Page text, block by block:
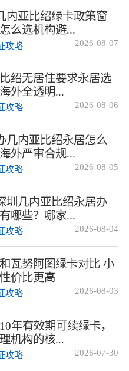
内亚比绍绿卡政策窗
么选机构避...
2026-08-07
攻略
绍无居住要求永居选
外全透明...
2026-08-06
攻略
几内亚比绍永居怎么
外严审合规...
2026-08-05
攻略
圳几内亚比绍永居办
哪些？哪家...
2026-08-04
攻略
瓦努阿图绿卡对比 小
价比更高
2026-08-03
攻略
年有效期可续绿卡，
机构的核...
2026-07-30
攻略